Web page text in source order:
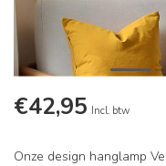
€42,95 Incl. btw
Onze design hanglamp